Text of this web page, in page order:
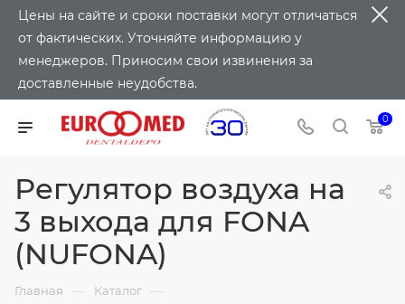
Цены на сайте и сроки поставки могут отличаться
от фактических. Уточняйте информацию у
менеджеров. Приносим свои извинения за
доставленные неудобства.
0
Регулятор воздуха на
3 выхода для FONA
(NUFONA)
Главная — Каталог —